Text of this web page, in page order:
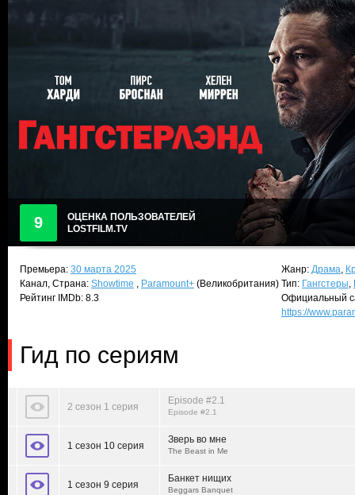
9
ОЦЕНКА ПОЛЬЗОВАТЕЛЕЙ
LOSTFILM.TV
Премьера: 30 марта 2025
Канал, Страна: Showtime , Paramount+ (Великобритания)
Рейтинг IMDb: 8.3
Жанр: Драма,
Тип: Гангстеры,
Официальный
https://
Гид по сериям
2 сезон 1 серия
Episode #2.1
Episode #2.1
1 сезон 10 серия
Зверь во мне
The Beast in Me
1 сезон 9 серия
Банкет нищих
Beggars Banquet